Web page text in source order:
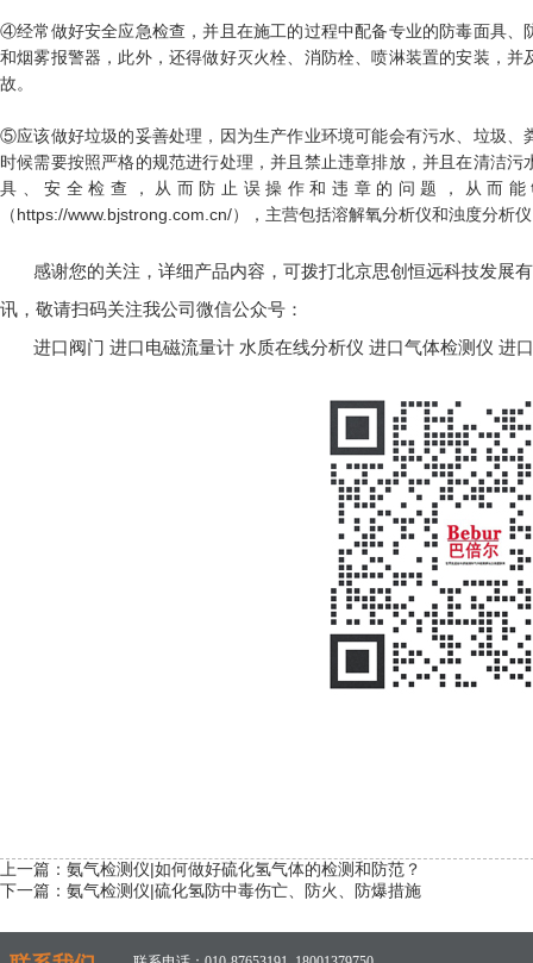
④经常做好安全应急检查，并且在施工的过程中配备专业的防毒面具
和烟雾报警器，此外，还得做好灭火栓、消防栓、喷淋装置的安装，
故。
⑤应该做好垃圾的妥善处理，因为生产作业环境可能会有污水、垃圾
时候需要按照严格的规范进行处理，并且禁止违章排放，并且在清洁
具、安全检查，从而防止误操作和违章的问题，从而
（https://www.bjstrong.com.cn/），主营包括溶解氧分析仪和浊度分析
感谢您的关注，详细产品内容，可拨打北京思创恒远科技发展
讯，敬请扫码关注我公司微信公众号：
进口阀门 进口电磁流量计 水质在线分析仪 进口气体检测仪 进
上一篇： 氨气检测仪|如何做好硫化氢气体的检测和防范？
下一篇： 氨气检测仪|硫化氢防中毒伤亡、防火、防爆措施